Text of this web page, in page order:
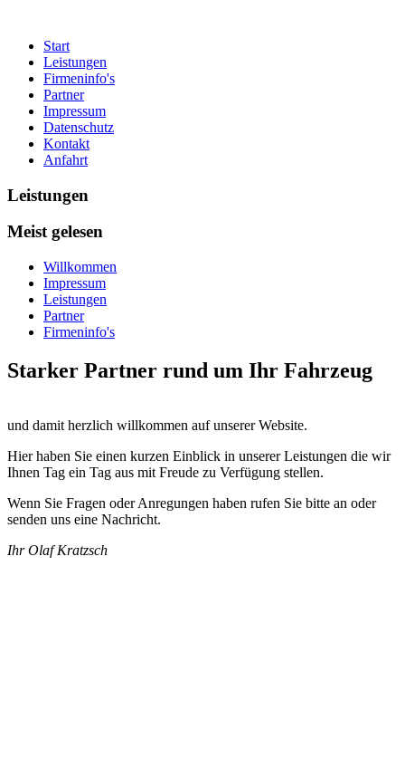
Start
Leistungen
Firmeninfo's
Partner
Impressum
Datenschutz
Kontakt
Anfahrt
Leistungen
Meist gelesen
Willkommen
Impressum
Leistungen
Partner
Firmeninfo's
Starker Partner rund um Ihr Fahrzeug
und damit herzlich willkommen auf unserer Website.
Hier haben Sie einen kurzen Einblick in unserer Leistungen die wir
Ihnen Tag ein Tag aus mit Freude zu Verfügung stellen.
Wenn Sie Fragen oder Anregungen haben rufen Sie bitte an oder
senden uns eine Nachricht.
Ihr Olaf Kratzsch